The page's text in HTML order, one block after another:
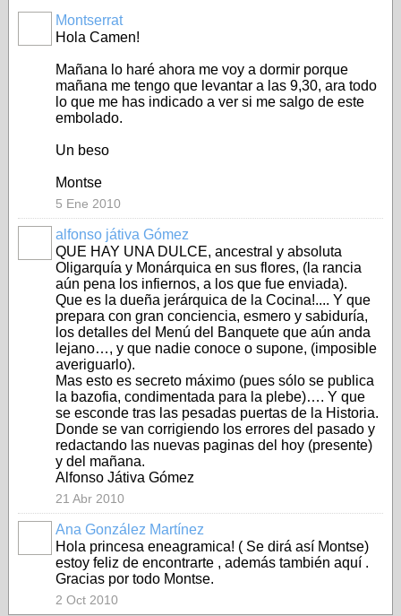
Montserrat
Hola Camen!
Mañana lo haré ahora me voy a dormir porque
mañana me tengo que levantar a las 9,30, ara todo
lo que me has indicado a ver si me salgo de este
embolado.
Un beso
Montse
5 Ene 2010
alfonso játiva Gómez
QUE HAY UNA DULCE, ancestral y absoluta
Oligarquía y Monárquica en sus flores, (la rancia
aún pena los infiernos, a los que fue enviada).
Que es la dueña jerárquica de la Cocina!.... Y que
prepara con gran conciencia, esmero y sabiduría,
los detalles del Menú del Banquete que aún anda
lejano…, y que nadie conoce o supone, (imposible
averiguarlo).
Mas esto es secreto máximo (pues sólo se publica
la bazofia, condimentada para la plebe)…. Y que
se esconde tras las pesadas puertas de la Historia.
Donde se van corrigiendo los errores del pasado y
redactando las nuevas paginas del hoy (presente)
y del mañana.
Alfonso Játiva Gómez
21 Abr 2010
Ana González Martínez
Hola princesa eneagramica! ( Se dirá así Montse)
estoy feliz de encontrarte , además también aquí .
Gracias por todo Montse.
2 Oct 2010